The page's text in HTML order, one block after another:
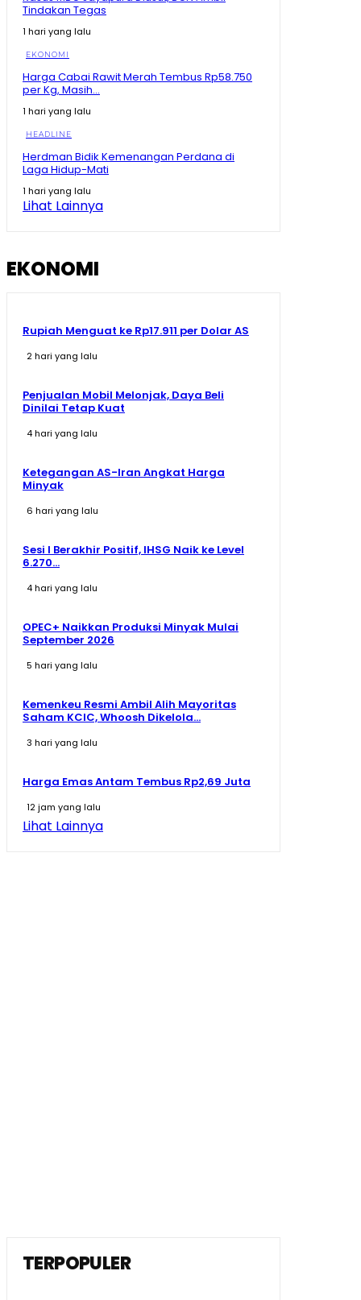
Tegas! Menko Zulhas Ancam Tutup SPPG yang Nekat
09:13
Berharap Tak Pakai Hilux lagi
08:13
Momen Prabowo Halau Mikrofon Peneliti BRIN Saat
Pecah Rekor Lagi! Sherly Bawa Maluku Utara Tetap
Jadi Raja Pertumbuhan Ekonomi Indonesia!
Momen Prabowo Teguk Air Olahan BRIN! Celetuk:
Kalau Bu Mega Minum, Masa Prabowo Tidak
Tindakan Tegas
1 hari yang lalu
EKONOMI
Harga Cabai Rawit Merah Tembus Rp58.750
per Kg, Masih...
1 hari yang lalu
HEADLINE
Herdman Bidik Kemenangan Perdana di
Laga Hidup-Mati
1 hari yang lalu
Lihat Lainnya
EKONOMI
Rupiah Menguat ke Rp17.911 per Dolar AS
2 hari yang lalu
Penjualan Mobil Melonjak, Daya Beli
Dinilai Tetap Kuat
4 hari yang lalu
Ketegangan AS-Iran Angkat Harga
Minyak
6 hari yang lalu
Sesi I Berakhir Positif, IHSG Naik ke Level
6.270...
4 hari yang lalu
OPEC+ Naikkan Produksi Minyak Mulai
September 2026
5 hari yang lalu
Kemenkeu Resmi Ambil Alih Mayoritas
Saham KCIC, Whoosh Dikelola...
3 hari yang lalu
Harga Emas Antam Tembus Rp2,69 Juta
12 jam yang lalu
Lihat Lainnya
TERPOPULER